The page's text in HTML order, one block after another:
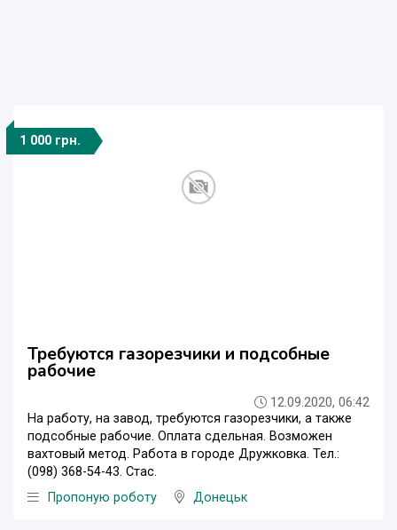
1 000 грн.
Требуются газорезчики и подсобные
рабочие
12.09.2020, 06:42
На работу, на завод, требуются газорезчики, а также
подсобные рабочие. Оплата сдельная. Возможен
вахтовый метод. Работа в городе Дружковка. Тел.:
(098) 368-54-43. Стас.
Пропоную роботу
Донецьк